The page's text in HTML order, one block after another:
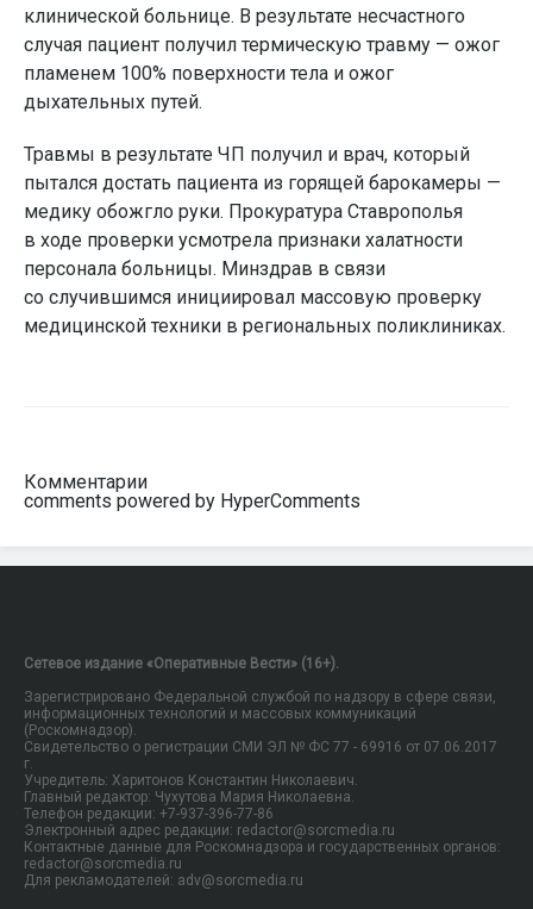
клинической больнице. В результате несчастного
случая пациент получил термическую травму — ожог
пламенем 100% поверхности тела и ожог
дыхательных путей.
Травмы в результате ЧП получил и врач, который
пытался достать пациента из горящей барокамеры —
медику обожгло руки. Прокуратура Ставрополья
в ходе проверки усмотрела признаки халатности
персонала больницы. Минздрав в связи
со случившимся инициировал массовую проверку
медицинской техники в региональных поликлиниках.
Комментарии
comments powered by HyperComments
Сетевое издание «Оперативные Вести» (16+).
Зарегистрировано Федеральной службой по надзору в сфере связи,
информационных технологий и массовых коммуникаций
(Роскомнадзор).
Свидетельство о регистрации СМИ ЭЛ № ФС 77 - 69916 от 07.06.2017
г.
Учредитель: Харитонов Константин Николаевич.
Главный редактор: Чухутова Мария Николаевна.
Телефон редакции: +7-937-396-77-86
Электронный адрес редакции: redactor@sorcmedia.ru
Контактные данные для Роскомнадзора и государственных органов:
redactor@sorcmedia.ru
Для рекламодателей: adv@sorcmedia.ru